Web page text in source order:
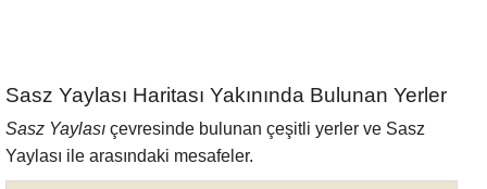
Sasz Yaylası Haritası Yakınında Bulunan Yerler
Sasz Yaylası çevresinde bulunan çeşitli yerler ve Sasz
Yaylası ile arasındaki mesafeler.